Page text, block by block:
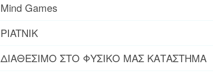
Mind Games
PIATNIK
ΔΙΑΘΕΣΙΜΟ ΣΤΟ ΦΥΣΙΚΟ ΜΑΣ ΚΑΤΑΣΤΗΜΑ